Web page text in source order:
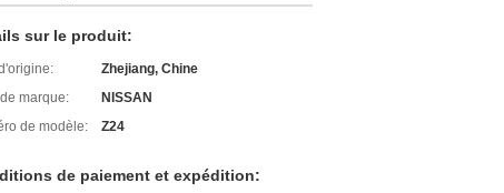
sur le produit:
Zhejiang, Chine
marque:
NISSAN
de modèle:
Z24
de paiement et expédition: